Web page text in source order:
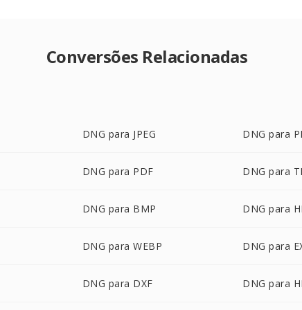
Conversões Relacionadas
DNG para JPEG DNG para
DNG para PDF DNG para
DNG para BMP DNG para
DNG para WEBP DNG para
DNG para DXF DNG para